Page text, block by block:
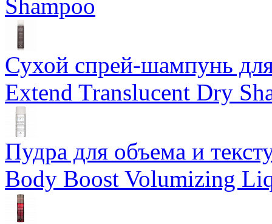
Shampoo
Сухой спрей-шампунь
Extend Translucent Dry
Пудра для объема и
Body Boost Volumizing